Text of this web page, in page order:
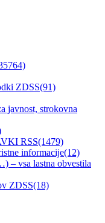
ZDSS(91)
javnost, strokovna
RSS(1479)
informacije(12)
– vsa lastna obvestila
ZDSS(18)